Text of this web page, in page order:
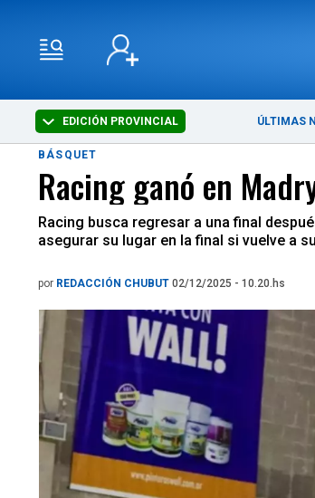
EDICIÓN PROVINCIAL ÚLTIMAS
BÁSQUET
Racing ganó en
Racing busca regresar a una final
asegurar su lugar en la final si vuelve a
por REDACCIÓN CHUBUT 02/12/2025 - 10.20.hs